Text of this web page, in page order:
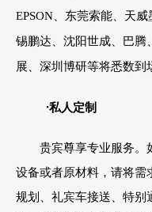
EPSON 、东莞索能、天
锡鹏达、沈阳世成、巴腾
展、深圳博研等将悉数到
·私人定制
贵宾尊享专业服务。
设备或者原材料，请将
规划、礼宾车接送、特别